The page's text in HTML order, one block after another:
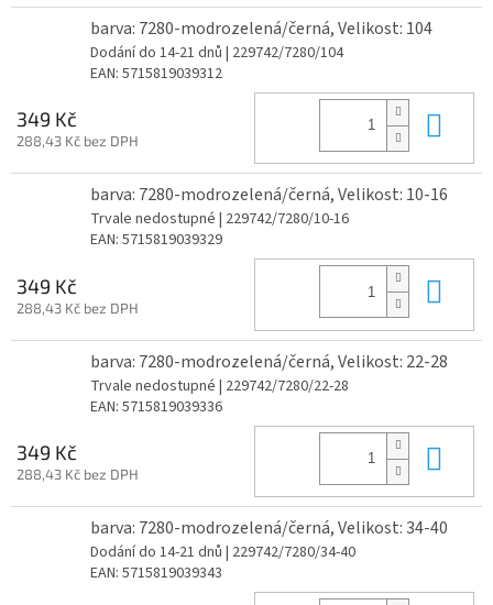
barva: 7280-modrozelená/černá, Velikost: 104
Dodání do 14-21 dnů | 229742/7280/104
EAN: 5715819039312
349 Kč
288,43 Kč bez DPH
barva: 7280-modrozelená/černá, Velikost: 10-16
Trvale nedostupné | 229742/7280/10-16
EAN: 5715819039329
349 Kč
288,43 Kč bez DPH
barva: 7280-modrozelená/černá, Velikost: 22-28
Trvale nedostupné | 229742/7280/22-28
EAN: 5715819039336
349 Kč
288,43 Kč bez DPH
barva: 7280-modrozelená/černá, Velikost: 34-40
Dodání do 14-21 dnů | 229742/7280/34-40
EAN: 5715819039343